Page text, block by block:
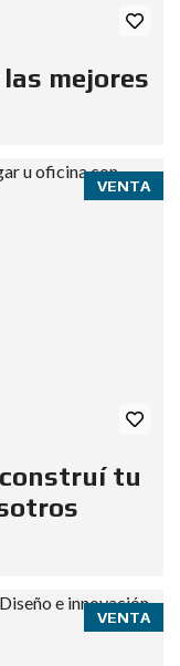
mejores
VENTA
tu
VENTA